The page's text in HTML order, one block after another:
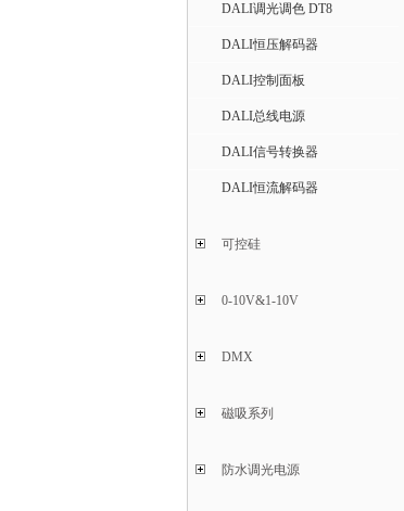
DALI调光调色 DT8
DALI恒压解码器
DALI控制面板
DALI总线电源
DALI信号转换器
DALI恒流解码器
可控硅
0-10V&1-10V
DMX
磁吸系列
防水调光电源